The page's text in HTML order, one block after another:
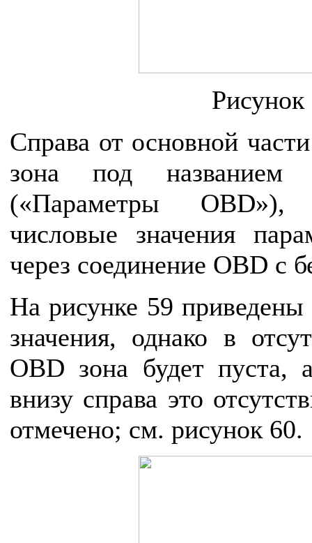
Рисунок
Справа от основной
зона под названием
(«Параметры OBD»),
числовые значения
через соединение OBD с
На рисунке 59
значения, однако в
OBD зона будет пуста,
внизу справа это
отмечено; см. рисунок 60.